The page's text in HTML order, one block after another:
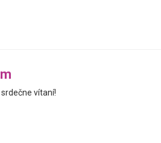
srdečne vítaní!